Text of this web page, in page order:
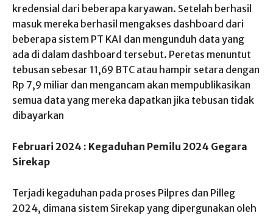
kredensial dari beberapa karyawan. Setelah berhasil
masuk mereka berhasil mengakses dashboard dari
beberapa sistem PT KAI dan mengunduh data yang
ada di dalam dashboard tersebut. Peretas menuntut
tebusan sebesar 11,69 BTC atau hampir setara dengan
Rp 7,9 miliar dan mengancam akan mempublikasikan
semua data yang mereka dapatkan jika tebusan tidak
dibayarkan
Februari 2024 : Kegaduhan Pemilu 2024 Gegara
Sirekap
Terjadi kegaduhan pada proses Pilpres dan Pilleg
2024, dimana sistem Sirekap yang dipergunakan oleh